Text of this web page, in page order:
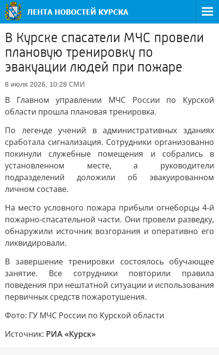
В Курске спасатели МЧС провели
плановую тренировку по
эвакуации людей при пожаре
8 июля 2026, 10:28 СМИ
В Главном управлении МЧС России по Курской
области прошла плановая тренировка.
По легенде учений в административных зданиях
сработала сигнализация. Сотрудники организованно
покинули служебные помещения и собрались в
установленном месте, а руководители
подразделений доложили об эвакуированном
личном составе.
На место условного пожара прибыли огнеборцы 4-й
пожарно-спасательной части. Они провели разведку,
обнаружили источник возгорания и оперативно его
ликвидировали.
В завершение тренировки состоялось обучающее
занятие. Все сотрудники повторили правила
поведения при нештатной ситуации и использования
первичных средств пожаротушения.
Фото: ГУ МЧС России по Курской области
Источник: РИА «Курск»